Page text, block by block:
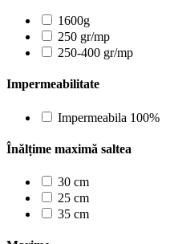
1600g
250 gr/mp
250-400 gr/mp
Impermeabilitate
Impermeabila 100%
Înălțime maximă saltea
30 cm
25 cm
35 cm